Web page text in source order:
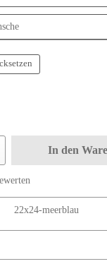
In den
22x24-meerblau